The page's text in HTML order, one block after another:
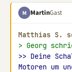
M MartinGast
Matthias S.
> Georg
>> Deine
Motoren um